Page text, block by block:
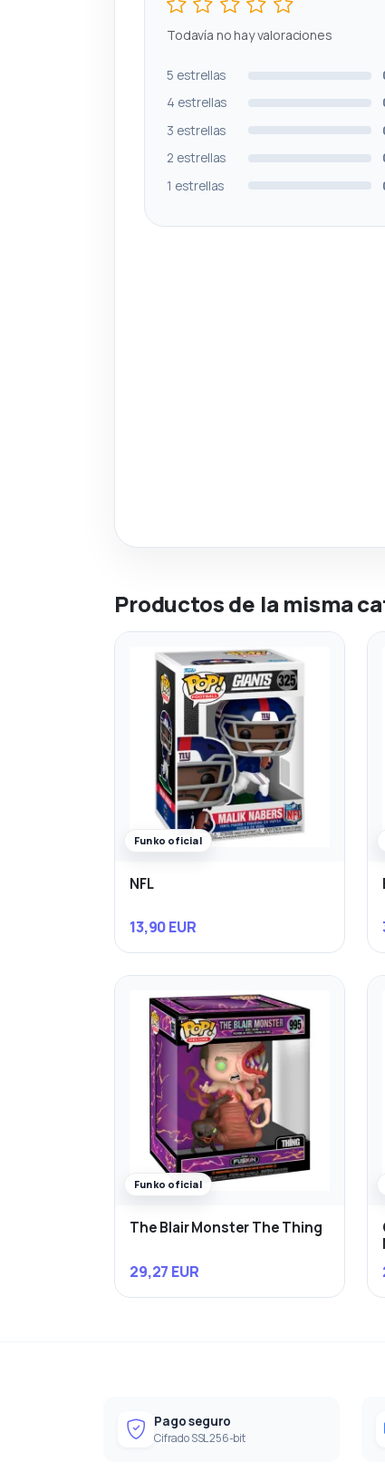
Todavía no hay valoraciones
5 estrellas
4 estrellas
3 estrellas
2 estrellas
1 estrellas
Productos de la misma
Funko oficial
NFL
13,90 EUR
Funko oficial
The Blair Monster The Thing
29,27 EUR
Pago seguro
Cifrado SSL 256-bit